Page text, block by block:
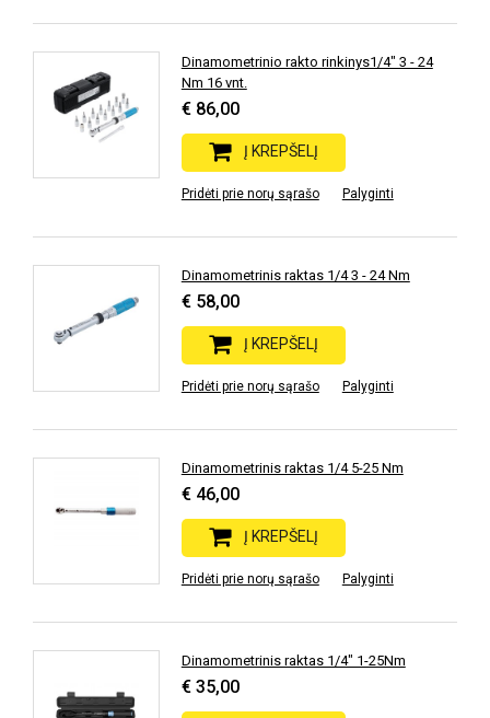
Dinamometrinio rakto rinkinys1/4" 3 - 24
Nm 16 vnt.
€ 86,00
Į KREPŠELĮ
Pridėti prie norų sąrašo Palyginti
Dinamometrinis raktas 1/4 3 - 24 Nm
€ 58,00
Į KREPŠELĮ
Pridėti prie norų sąrašo Palyginti
Dinamometrinis raktas 1/4 5-25 Nm
€ 46,00
Į KREPŠELĮ
Pridėti prie norų sąrašo Palyginti
Dinamometrinis raktas 1/4" 1-25Nm
€ 35,00